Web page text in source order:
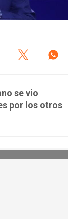
se vio
por los otros